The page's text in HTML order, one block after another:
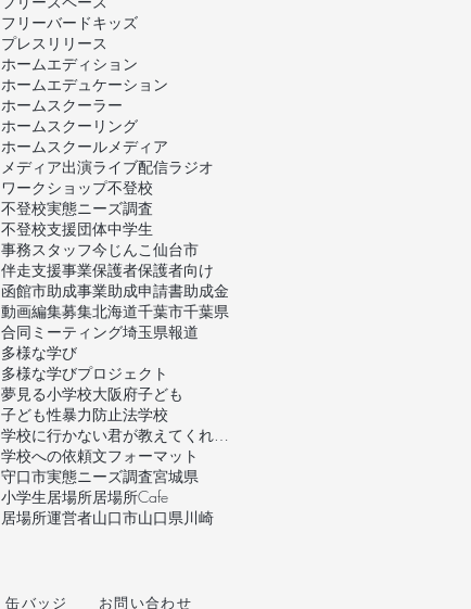
フリーバードキッズ
プレスリリース
ホームエディション
ホームエデュケーション
ホームスクーラー
ホームスクーリング
ホームスクールメディア
メディア出演ライブ配信ラジオ
ワークショップ不登校
不登校実態ニーズ調査
不登校支援団体中学生
事務スタッフ今じんこ仙台市
伴走支援事業保護者保護者向け
函館市助成事業助成申請書助成金
動画編集募集北海道千葉市千葉県
合同ミーティング埼玉県報道
多様な学び
多様な学びプロジェクト
夢見る小学校大阪府子ども
子ども性暴力防止法学校
学校に行かない君が教えてくれたこと
学校への依頼文フォーマット
守口市実態ニーズ調査宮城県
小学生居場所居場所Cafe
居場所運営者山口市山口県川崎
缶バッジ お問い合わせ